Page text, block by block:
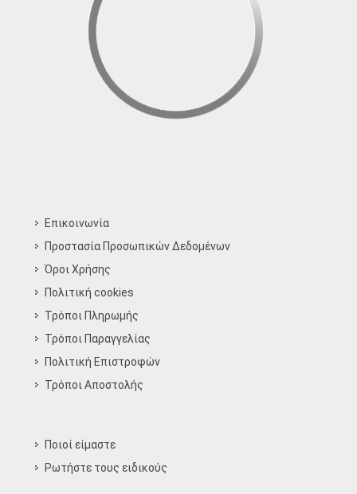
Επικοινωνία
Προστασία Προσωπικών Δεδομένων
Όροι Χρήσης
Πολιτική cookies
Τρόποι Πληρωμής
Τρόποι Παραγγελίας
Πολιτική Επιστροφών
Τρόποι Aποστολής
Ποιοί είμαστε
Ρωτήστε τους ειδικούς